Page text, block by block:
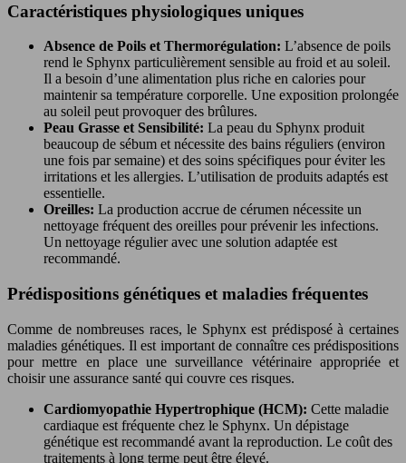
Caractéristiques physiologiques uniques
Absence de Poils et Thermorégulation: L’absence de poils
rend le Sphynx particulièrement sensible au froid et au soleil.
Il a besoin d’une alimentation plus riche en calories pour
maintenir sa température corporelle. Une exposition prolongée
au soleil peut provoquer des brûlures.
Peau Grasse et Sensibilité: La peau du Sphynx produit
beaucoup de sébum et nécessite des bains réguliers (environ
une fois par semaine) et des soins spécifiques pour éviter les
irritations et les allergies. L’utilisation de produits adaptés est
essentielle.
Oreilles: La production accrue de cérumen nécessite un
nettoyage fréquent des oreilles pour prévenir les infections.
Un nettoyage régulier avec une solution adaptée est
recommandé.
Prédispositions génétiques et maladies fréquentes
Comme de nombreuses races, le Sphynx est prédisposé à certaines
maladies génétiques. Il est important de connaître ces prédispositions
pour mettre en place une surveillance vétérinaire appropriée et
choisir une assurance santé qui couvre ces risques.
Cardiomyopathie Hypertrophique (HCM): Cette maladie
cardiaque est fréquente chez le Sphynx. Un dépistage
génétique est recommandé avant la reproduction. Le coût des
traitements à long terme peut être élevé.